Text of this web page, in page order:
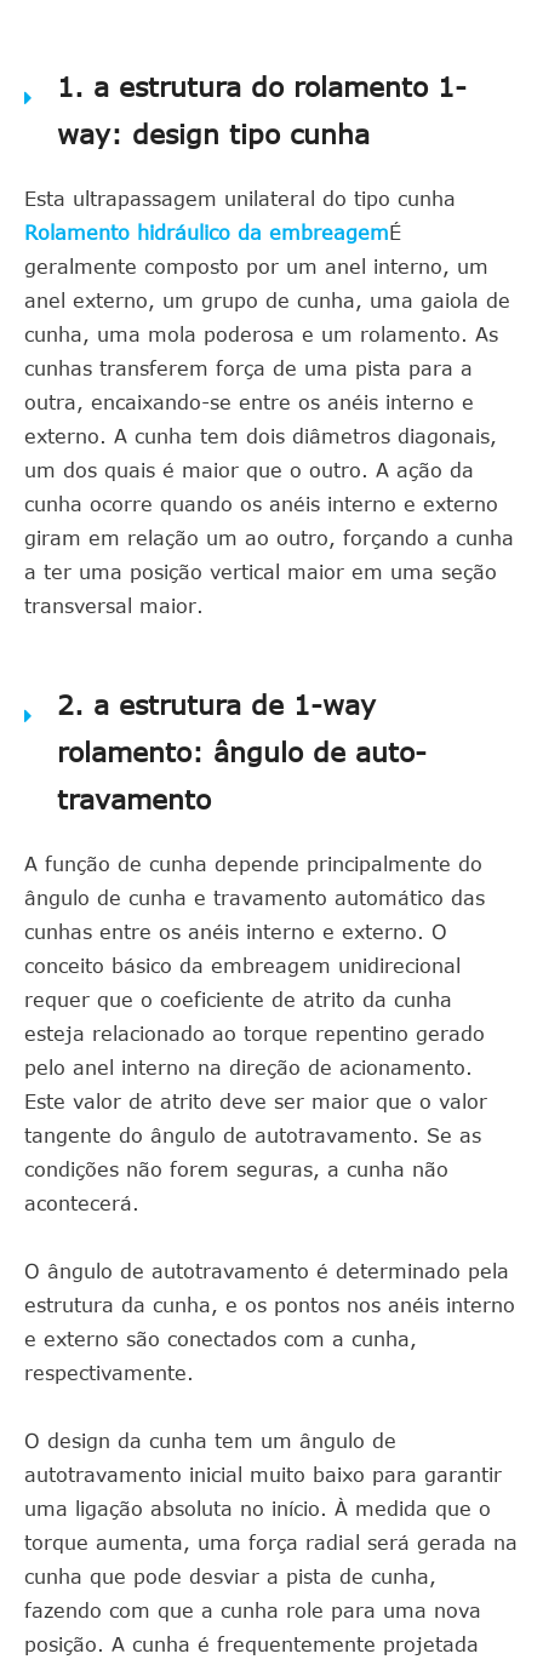
1. a estrutura do rolamento 1-
way: design tipo cunha
Esta ultrapassagem unilateral do tipo cunha
Rolamento hidráulico da embreagemÉ
geralmente composto por um anel interno, um
anel externo, um grupo de cunha, uma gaiola de
cunha, uma mola poderosa e um rolamento. As
cunhas transferem força de uma pista para a
outra, encaixando-se entre os anéis interno e
externo. A cunha tem dois diâmetros diagonais,
um dos quais é maior que o outro. A ação da
cunha ocorre quando os anéis interno e externo
giram em relação um ao outro, forçando a cunha
a ter uma posição vertical maior em uma seção
transversal maior.
2. a estrutura de 1-way
rolamento: ângulo de auto-
travamento
A função de cunha depende principalmente do
ângulo de cunha e travamento automático das
cunhas entre os anéis interno e externo. O
conceito básico da embreagem unidirecional
requer que o coeficiente de atrito da cunha
esteja relacionado ao torque repentino gerado
pelo anel interno na direção de acionamento.
Este valor de atrito deve ser maior que o valor
tangente do ângulo de autotravamento. Se as
condições não forem seguras, a cunha não
acontecerá.
O ângulo de autotravamento é determinado pela
estrutura da cunha, e os pontos nos anéis interno
e externo são conectados com a cunha,
respectivamente.
O design da cunha tem um ângulo de
autotravamento inicial muito baixo para garantir
uma ligação absoluta no início. À medida que o
torque aumenta, uma força radial será gerada na
cunha que pode desviar a pista de cunha,
fazendo com que a cunha role para uma nova
posição. A cunha é frequentemente projetada